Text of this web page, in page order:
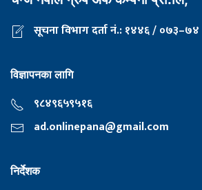
सूचना विभाग दर्ता नं.: १४४६ / ०७३–७४
विज्ञापनका लागि
९८४९६५९५१६
ad.onlinepana@gmail.com
निर्देशक